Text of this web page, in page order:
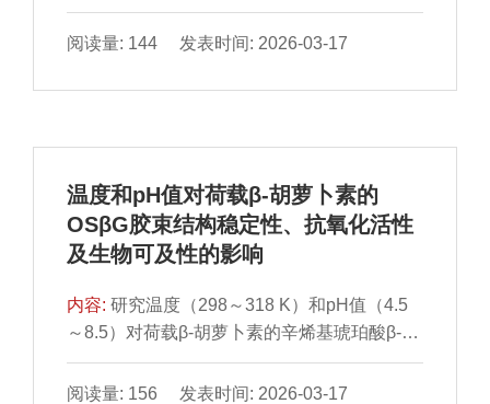
用，50 kDa壳聚糖以质量分数为1%时延迟糊
化效果最优，200、500 kDa壳聚糖则以1.5%
分析表明，官能团峰值发生移动但无新特征峰
形成，证实分子间作用力发生改变；微观形貌
呈现表面光滑、规则的蜂窝状结构；X射线光
电子能谱验证了淀粉与壳聚糖的相互作用；热
重分析结果表明，1.5%添加量下复合物残余量
最大（27.91%，200 kDa组）。本研究可为开
发高效风味分子包埋载体及优化食品风味稳定
12%和16%）对杂鱼糜和南极磷虾高温组织化
复合鱼糜凝胶的凝胶强度、硬度、乳化稳定
行了相关性分析。结果表明，随着油添加量增
（P＜0.05），凝胶结构稳定性下降。适量油
凝胶品质下降，其影响程度主要取决于脂肪酸
组成。富含多不饱和脂肪酸的玉米油表现出较
优异的结构稳定性，三维网络结构更为紧密，
桂酸和饱和脂肪酸的橄榄油、椰子油和猪油整
体凝胶品质较差，接受度较低。油脂影响下的
高温组织化复合鱼糜凝胶的各项指标与感官评
价之间相关性分析发现，色度、倾斜角（直立
阅读量: 144 发表时间: 2026-03-17
温度和pH值对荷载β-胡萝卜素的
OSβG胶束结构稳定性、抗氧化活性
及生物可及性的影响
内容:研究温度（298～318 K）和pH值（4.5
～8.5）对荷载β-胡萝卜素的辛烯基琥珀酸β-葡
聚糖酯（octenylsuccinated β-glucan
micelles，OSβG）胶束稳定性、抗氧化活性
阅读量: 156 发表时间: 2026-03-17